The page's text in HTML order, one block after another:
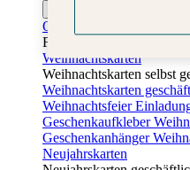
Osterkarten
Fotogeschenke zu Ostern
Weihnachtskarten
Weihnachtskarten selbst
Weihnachtskarten
Weihnachtsfeier
Geschenkaufkleber
Geschenkanhänger
Neujahrskarten